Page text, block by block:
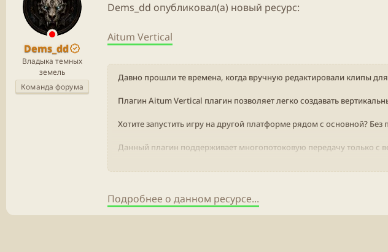
Dems_dd
Владыка темных
земель
Команда форума
Dems_dd опубликовал(а) новый ресурс:
Aitum Vertical
Давно прошли те времена, когда вручную редактировали клипы
Плагин Aitum Vertical плагин позволяет легко создавать
Хотите запустить игру на другой платформе рядом с основной? Без
Данный плагин поддерживает многопотоковую передачу только с
Посмотреть вложение 32347
Благодаря встроенной...
Подробнее о данном ресурсе...